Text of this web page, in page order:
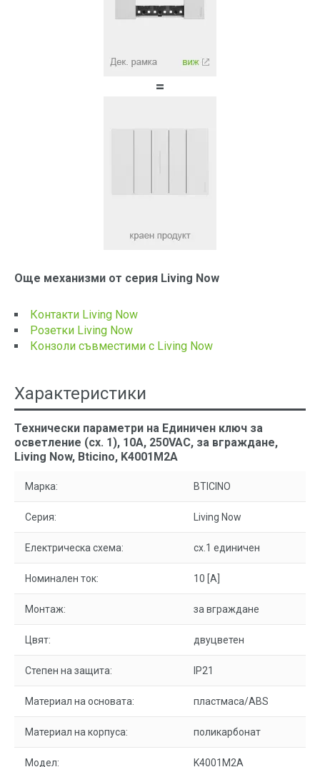
=
Още механизми от серия Living Now
Контакти Living Now
Розетки Living Now
Конзоли съвместими с Living Now
Характеристики
Технически параметри на Единичен ключ за
осветление (сх. 1), 10A, 250VAC, за вграждане,
Living Now, Bticino, K4001M2A
Марка: BTICINO
Серия: Living Now
Електрическа схема: сх.1 единичен
Номинален ток: 10 [A]
Монтаж: за вграждане
Цвят: двуцветен
Степен на защита: IP21
Материал на основата: пластмаса/ABS
Материал на корпуса: поликарбонат
Модел: K4001M2A